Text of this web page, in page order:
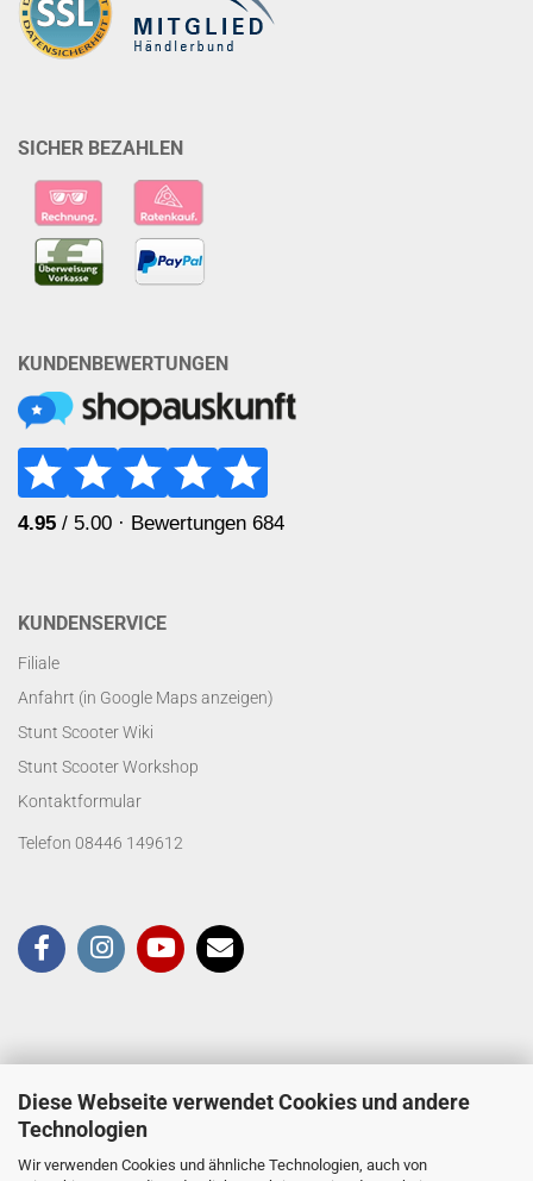
Diese Webseite verwendet Cookies und andere
Technologien
Wir verwenden Cookies und ähnliche Technologien, auch von
SICHER BEZAHLEN
KUNDENBEWERTUNGEN
KUNDENSERVICE
Filiale
Anfahrt (in Google Maps anzeigen)
Stunt Scooter Wiki
Stunt Scooter Workshop
Kontaktformular
Telefon 08446 149612